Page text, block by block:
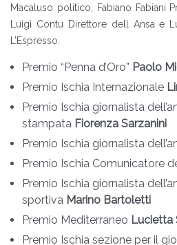
Macaluso politico, Fabiano Fabiani
Luigi Contu Direttore dell Ansa e
L’Espresso.
Premio “Penna d’Oro” Paolo
Premio Ischia Internazionale
Premio Ischia giornalista
stampata Fiorenza Sarzanini
Premio Ischia giornalista
Premio Ischia Comunicatore
Premio Ischia giornalista
sportiva Marino Bartoletti
Premio Mediterraneo Lucietta
Premio Ischia sezione per il